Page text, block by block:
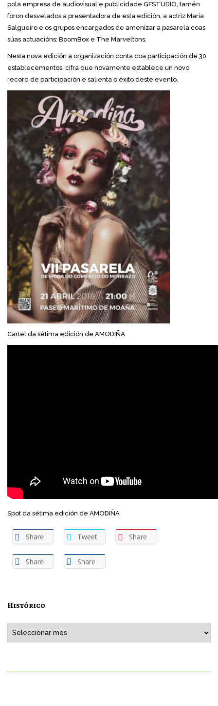
pola empresa de audiovisual e publicidade GFSTUDIO, tamén
foron desvelados a presentadora de esta edición, a actriz María
Salgueiro e os grupos encargados de amenizar a pasarela coas
súas actuacións: BoomBox e The Marveltons.
Nesta nova edición a organización conta coa participación de 30
establecementos, cifra que novamente establece un novo
record de participación e salienta o éxito deste evento.
Cartel da sétima edición de AMODIÑA
Spot da sétima edición de AMODIÑA
Share Tweet Share
Share Share
Histórico